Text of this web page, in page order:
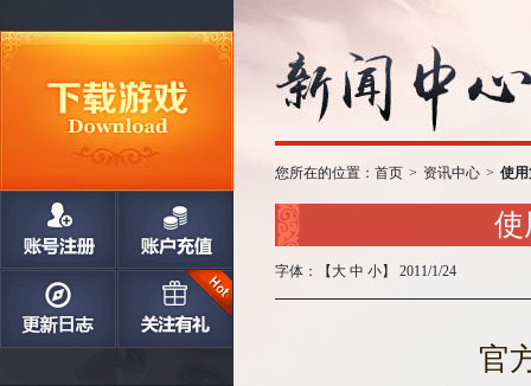
您所在的位置： 首页 > 资讯中心 > 使用
使
字体：【 大 中 小】 2011/1/24
官方